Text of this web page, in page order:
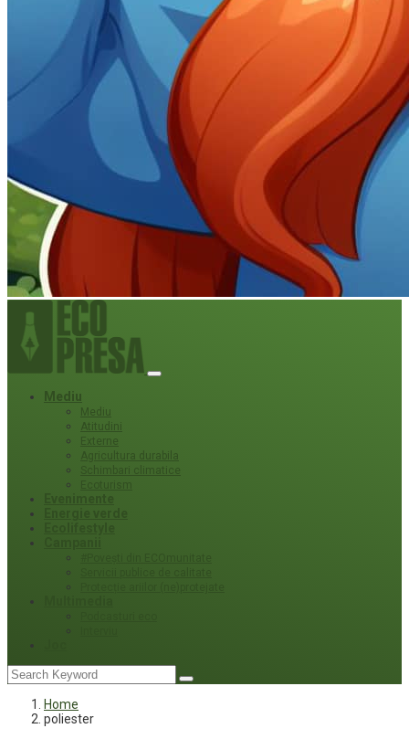
Mediu
Mediu
Atitudini
Externe
Agricultura durabila
Schimbari climatice
Ecoturism
Home
poliester